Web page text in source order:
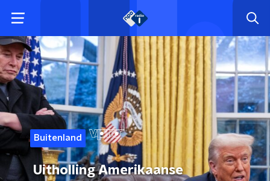
Buitenland
Uitholling Amerikaanse